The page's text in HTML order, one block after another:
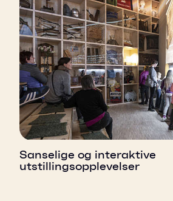
Sanselige og interaktive
utstillingsopplevelser